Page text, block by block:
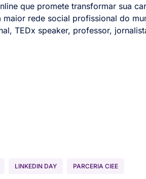
que promete transformar sua
rede social profissional do
TEDx speaker, professor,
LINKEDIN DAY PARCERIA CIEE